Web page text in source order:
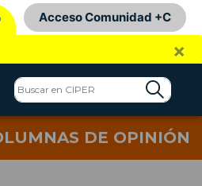
Acceso Comunidad +C
×
DE OPINIÓN